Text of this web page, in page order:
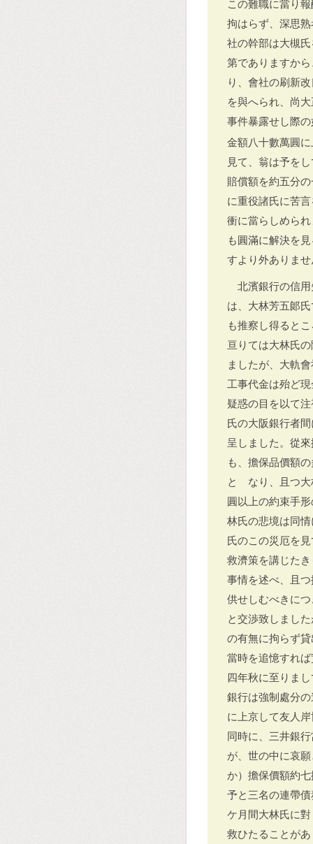
この難職に當り
拘はらず、深思
社の幹部は大槻
第でありますか
り、會社の刷新
を與へられ、尚
事件暴露せし際
金額八十數萬圓
見て、翁は予を
賠償額を約五分
に重役諸氏に苦
衝に當らしめら
も圓滿に解決を
すより外ありま
北濱銀行の信
は、大林芳五郞
も推察し得ると
亘りては大林氏
ましたが、大軌
工事代金は殆ど
疑惑の目を以て
氏の大阪銀行者
呈しました。從
も、擔保品價額
とゝなり、且つ
圓以上の約束手
林氏の悲境は同
氏のこの災厄を
救濟策を講じた
事情を述べ、且
供せしむべきに
と交渉致しまし
の有無に拘らず
當時を追憶すれ
四年秋に至りま
銀行は強制處分
に上京して友人
同時に、三井銀
が、世の中に哀
か）擔保價額約
予と三名の連帶
ケ月間大林氏に
救ひたることが